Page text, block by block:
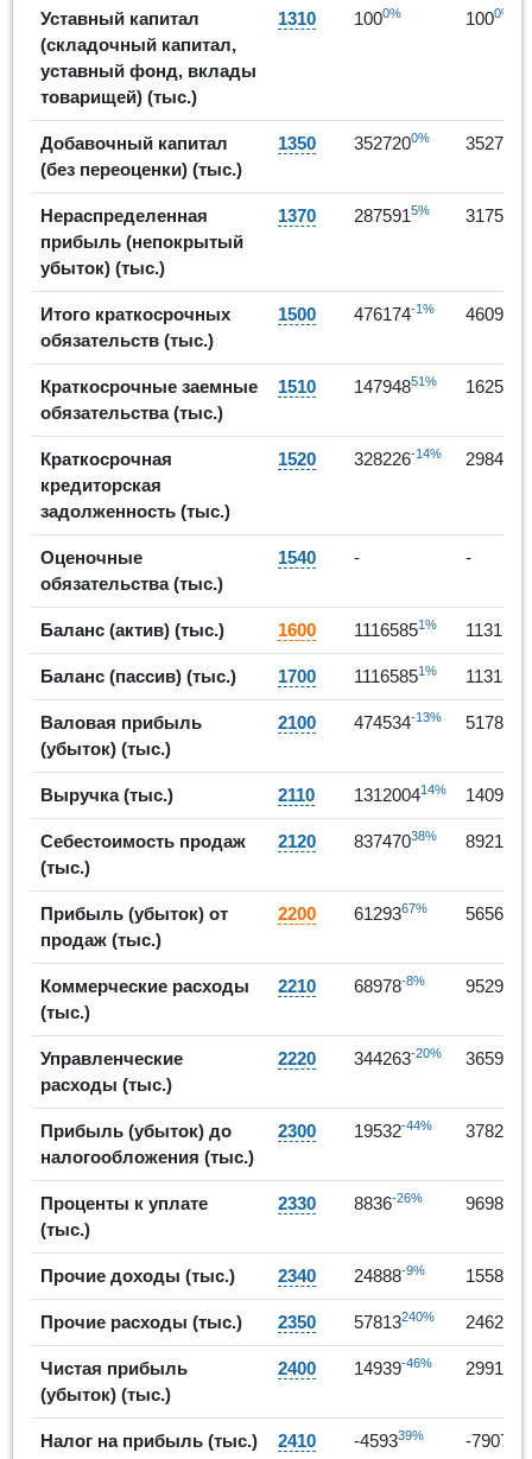
Уставный капитал
(складочный капитал,
уставный фонд, вклады
товарищей) (тыс.)
1310 1000% 1000%
Добавочный капитал
(без переоценки) (тыс.)
1350 3527200% 352720
Нераспределенная
прибыль (непокрытый
убыток) (тыс.)
1370 2875915% 317509
Итого краткосрочных
обязательств (тыс.)
1500 476174-1% 460994
Краткосрочные заемные
обязательства (тыс.)
1510 14794851% 162526
Краткосрочная
кредиторская
задолженность (тыс.)
1520 328226-14% 298468
Оценочные
обязательства (тыс.)
1540 - -
Баланс (актив) (тыс.) 1600 11165851% 1131323
Баланс (пассив) (тыс.) 1700 11165851% 1131323
Валовая прибыль
(убыток) (тыс.)
2100 474534-13% 517804
Выручка (тыс.) 2110 131200414% 1409998
Себестоимость продаж
(тыс.)
2120 83747038% 892194
Прибыль (убыток) от
продаж (тыс.)
2200 6129367% 56561
Коммерческие расходы
(тыс.)
2210 68978-8% 95291
Управленческие
расходы (тыс.)
2220 344263-20% 365952
Прибыль (убыток) до
налогообложения (тыс.)
2300 19532-44% 37825
Проценты к уплате
(тыс.)
2330 8836-26% 9698
Прочие доходы (тыс.) 2340 24888-9% 15589
Прочие расходы (тыс.) 2350 57813240% 24627
Чистая прибыль
(убыток) (тыс.)
2400 14939-46% 29918
Налог на прибыль (тыс.) 2410 -459339% -7907